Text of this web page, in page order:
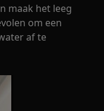
maak het leeg
om een
af te